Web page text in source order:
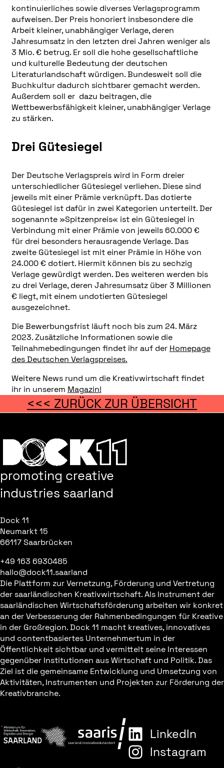
kontinuierliches sowie diverses Verlagsprogramm
aufweisen. Der Preis honoriert insbesondere die
Arbeit kleiner, unabhängiger Verlage, deren
Jahresumsatz in den letzten drei Jahren weniger als
3 Mio. € betrug. Er soll die hohe gesellschaftliche
und kulturelle Bedeutung der deutschen
Literaturlandschaft würdigen. Bundesweit soll die
Buchkultur dadurch sichtbarer gemacht werden.
Außerdem soll er dazu beitragen, die
Wettbewerbsfähigkeit kleiner, unabhängiger Verlage
zu stärken.
Drei Gütesiegel
Der Deutsche Verlagspreis wird in Form dreier
unterschiedlicher Gütesiegel verliehen. Diese sind
jeweils mit einer Prämie verknüpft. Das dotierte
Gütesiegel ist dafür in zwei Kategorien unterteilt. Der
sogenannte »Spitzenpreis« ist ein Gütesiegel in
Verbindung mit einer Prämie von jeweils 60.000 €
für drei besonders herausragende Verlage. Das
zweite Gütesiegel ist mit einer Prämie in Höhe von
24.000 € dotiert. Hiermit können bis zu sechzig
Verlage gewürdigt werden. Des weiteren werden bis
zu drei Verlage, deren Jahresumsatz über 3 Millionen
€ liegt, mit einem undotierten Gütesiegel
ausgezeichnet.
Die Bewerbungsfrist läuft noch bis zum 24. März
2023. Zusätzliche Informationen sowie die
Teilnahmebedingungen findet ihr auf der Homepage
des Deutschen Verlagspreises.
Weitere News rund um die Kreativwirtschaft findet
ihr in unserem Magazin!
<<< ZURÜCK ZUR ÜBERSICHT
promoting creative
industries saarland
Dock 11
Neumarkt 15
66117 Saarbrücken
+49 163 6930485
hallo@dock11.saarland
Die Plattform zur Vernetzung, Förderung und Vertretung
der saarländischen Kreativwirtschaft. Als Instrument der
saarländischen Wirtschaftsförderung arbeiten wir konkret
an der Verbesserung der Rahmenbedingungen für Kreative
in der Großregion. Dock 11 macht kreatives, innovatives
und contentbasiertes Unternehmertum in der
Öffentlichkeit sichtbar und vermittelt seine Interessen
gegenüber Institutionen aus Wirtschaft und Politik. Das
Ziel ist die gemeinsame Entwicklung und Umsetzung von
Aktivitäten, Instrumenten und Projekten zur Förderung der
Kreativbranche.
LinkedIn
Instagram